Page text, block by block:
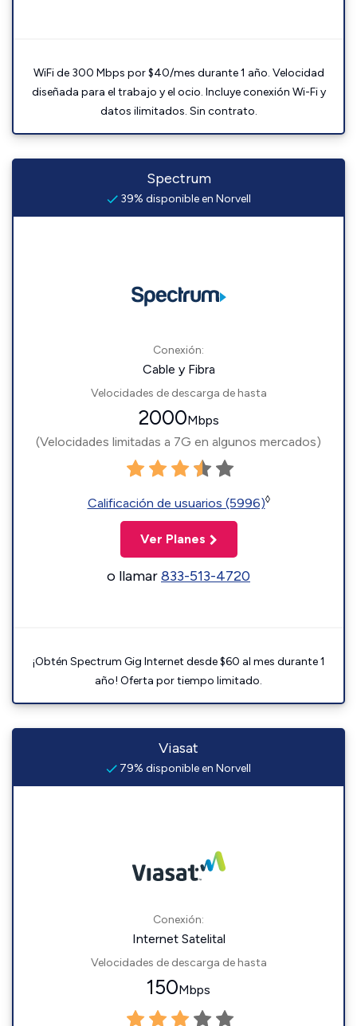
WiFi de 300 Mbps por $40/mes durante 1 año. Velocidad
diseñada para el trabajo y el ocio. Incluye conexión Wi-Fi y
datos ilimitados. Sin contrato.
Spectrum
39% disponible en Norvell
Conexión:
Cable y Fibra
Velocidades de descarga de hasta
2000Mbps
(Velocidades limitadas a 7G en algunos mercados)
Calificación de usuarios (5996)◊
Ver Planes
o llamar833-513-4720
¡Obtén Spectrum Gig Internet desde $60 al mes durante 1
año! Oferta por tiempo limitado.
Viasat
79% disponible en Norvell
Conexión:
Internet Satelital
Velocidades de descarga de hasta
150Mbps